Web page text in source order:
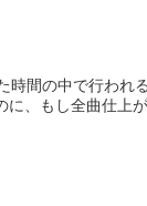
間の中で行われ
、もし全曲仕上